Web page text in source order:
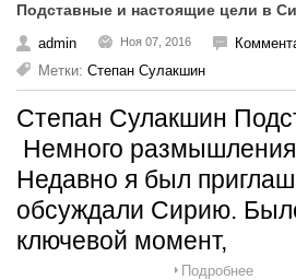
Подставные и настоящие цели в
admin Ноя 07, 2016
Метки: Степан Сулакшин
Степан Сулакшин
Немного
Недавно я был
обсуждали Сирию.
ключевой момент,
Подробнее